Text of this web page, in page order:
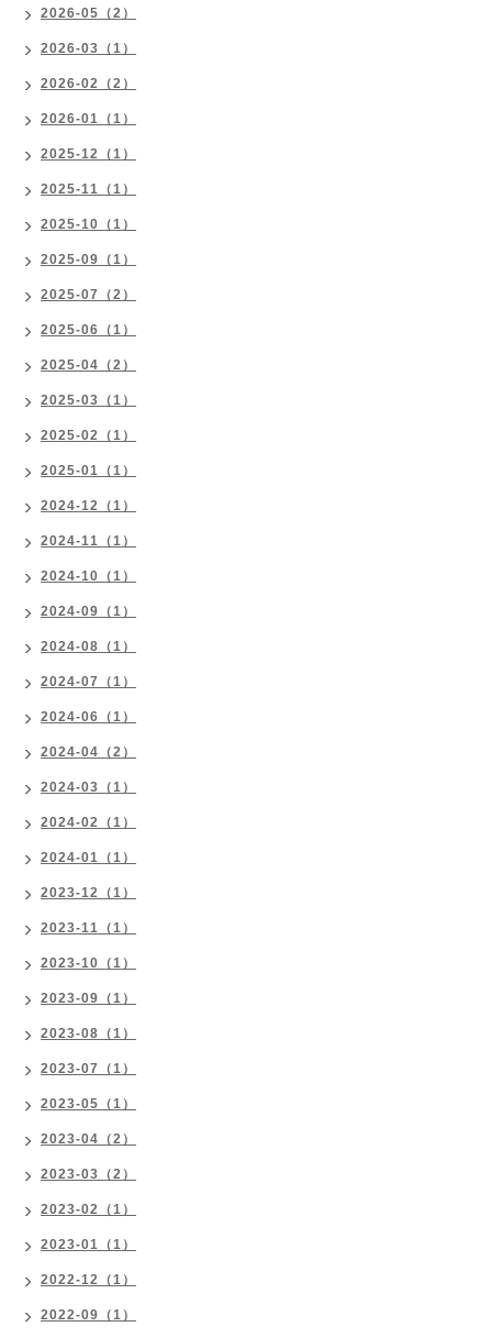
2026-05（2）
2026-03（1）
2026-02（2）
2026-01（1）
2025-12（1）
2025-11（1）
2025-10（1）
2025-09（1）
2025-07（2）
2025-06（1）
2025-04（2）
2025-03（1）
2025-02（1）
2025-01（1）
2024-12（1）
2024-11（1）
2024-10（1）
2024-09（1）
2024-08（1）
2024-07（1）
2024-06（1）
2024-04（2）
2024-03（1）
2024-02（1）
2024-01（1）
2023-12（1）
2023-11（1）
2023-10（1）
2023-09（1）
2023-08（1）
2023-07（1）
2023-05（1）
2023-04（2）
2023-03（2）
2023-02（1）
2023-01（1）
2022-12（1）
2022-09（1）